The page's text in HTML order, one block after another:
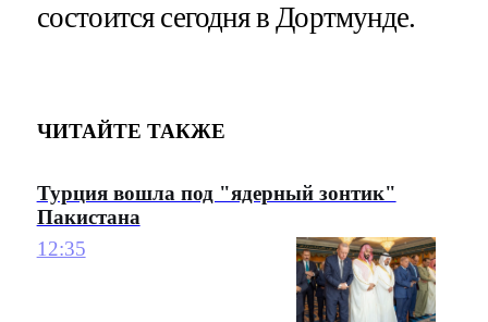
состоится сегодня в Дортмунде.
ЧИТАЙТЕ ТАКЖЕ
Турция вошла под "ядерный зонтик"
Пакистана
12:35